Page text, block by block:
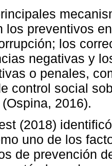
los preventivos
los
negativas y
o penales,
control social
2016).
(2018)
uno de los
de prevención